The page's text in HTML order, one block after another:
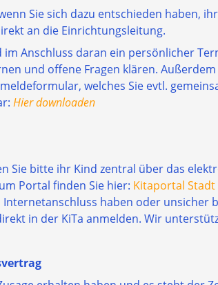
Sie sich dazu entschieden haben,
an die Einrichtungsleitung.
im Anschluss daran ein persönlicher
und offene Fragen klären.
welches Sie evtl.
Hier downloaden
Sie bitte ihr Kind zentral über das
Portal finden Sie hier: Kitaportal Stadt
Internetanschluss haben oder unsicher
in der KiTa anmelden. Wir